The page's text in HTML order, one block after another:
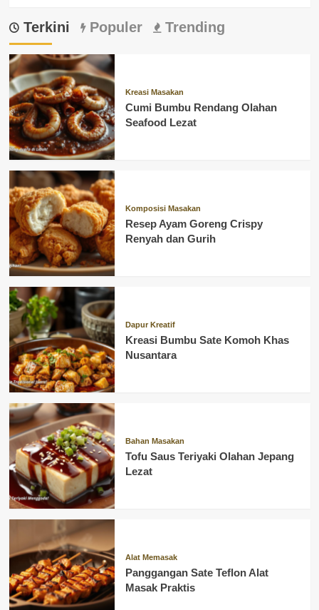
Terkini Populer Trending
Kreasi Masakan
Cumi Bumbu Rendang Olahan
Seafood Lezat
Komposisi Masakan
Resep Ayam Goreng Crispy
Renyah dan Gurih
Dapur Kreatif
Kreasi Bumbu Sate Komoh Khas
Nusantara
Bahan Masakan
Tofu Saus Teriyaki Olahan Jepang
Lezat
Alat Memasak
Panggangan Sate Teflon Alat
Masak Praktis